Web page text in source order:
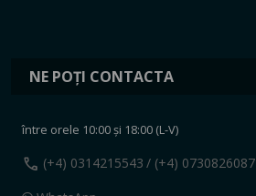
NE POȚI CONTACTA
între orele 10:00 și 18:00 (L-V)
call (+4) 0314215543 / (+4) 0730826087